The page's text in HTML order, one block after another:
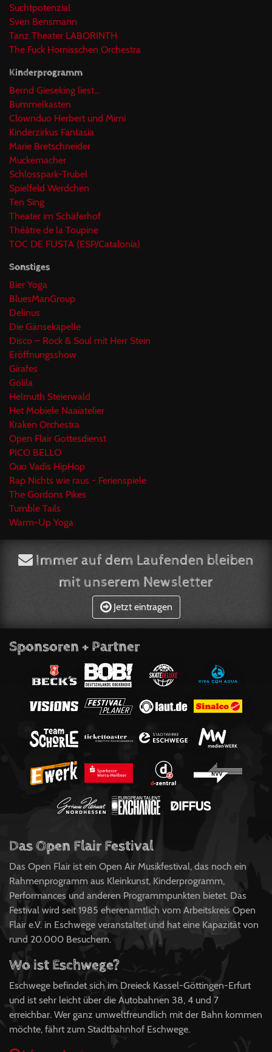
Suchtpotenzial
Sven Bensmann
Tanz Theater LABORINTH
The Fuck Hornisschen Orchestra
Kinderprogramm
Bernd Gieseking liest...
Bummelkasten
Clownduo Herbert und Mimi
Kinderzirkus Fantasia
Marie Bretschneider
Muckemacher
Schlosspark-Trubel
Spielfeld Werdchen
Ten Sing
Theater im Schäferhof
Théâtre de la Toupine
TOC DE FUSTA (ESP/Catalonia)
Sonstiges
Bier Yoga
BluesManGroup
Delinus
Die Gänsekapelle
Disco – Rock & Soul mit Herr Stein
Eröffnungsshow
Girafes
Golila
Helmuth Steierwald
Het Mobiele Naaiatelier
Kraken Orchestra
Open Flair Gottesdienst
PICO BELLO
Quo Vadis HipHop
Rap Nichts wie raus - Ferienspiele
The Gordons Pikes
Tumble Tails
Warm-Up Yoga
Immer auf dem Laufenden bleiben
mit unserem Newsletter
Jetzt eintragen
Sponsoren + Partner
Das Open Flair Festival
Das Open Flair ist ein Open Air Musikfestival, das noch ein
Rahmenprogramm aus Kleinkunst, Kinderprogramm,
Performances und anderen Programmpunkten bietet. Das
Festival wird seit 1985 eherenamtlich vom Arbeitskreis Open
Flair e.V. in Eschwege veranstaltet und hat eine Kapazität von
rund 20.000 Besuchern.
Wo ist Eschwege?
Eschwege befindet sich im Dreieck Kassel-Göttingen-Erfurt
und ist sehr leicht über die Autobahnen 38, 4 und 7
erreichbar. Wer ganz umweltfreundlich mit der Bahn kommen
möchte, fährt zum Stadtbahnhof Eschwege.